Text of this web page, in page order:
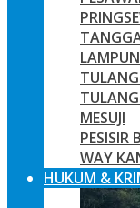
MESUJI
PESISIR
WAY
HUKUM &